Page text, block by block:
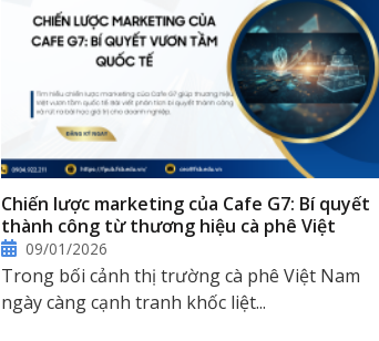
Chiến lược marketing của Cafe G7: Bí quyết
thành công từ thương hiệu cà phê Việt
09/01/2026
Trong bối cảnh thị trường cà phê Việt Nam
ngày càng cạnh tranh khốc liệt...